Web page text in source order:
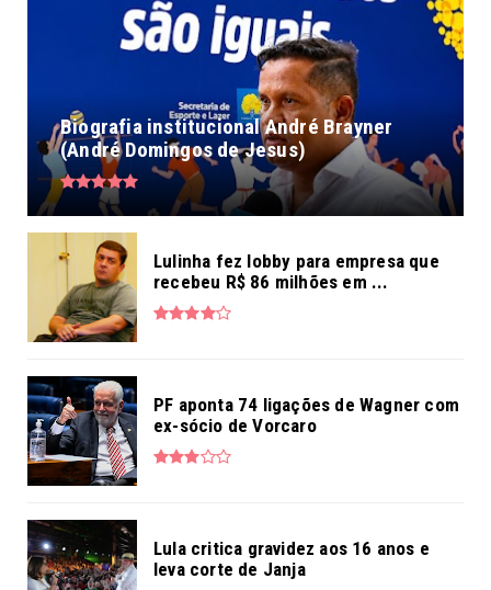
Biografia institucional André Brayner
(André Domingos de Jesus)
Lulinha fez lobby para empresa que
recebeu R$ 86 milhões em ...
PF aponta 74 ligações de Wagner com
ex-sócio de Vorcaro
Lula critica gravidez aos 16 anos e
leva corte de Janja